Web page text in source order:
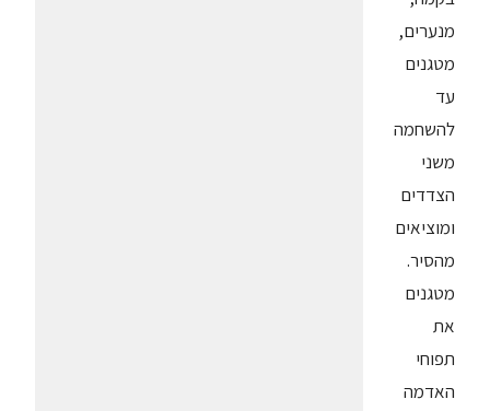
מנערים,
מטגנים
עד
להשחמה
משני
הצדדים
ומוציאים
מהסיר.
מטגנים
את
תפוחי
האדמה